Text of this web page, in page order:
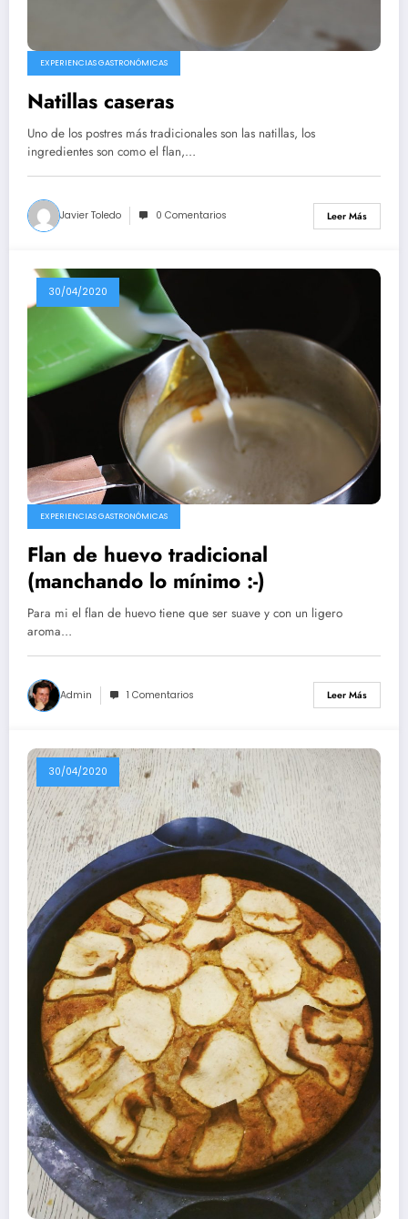
EXPERIENCIAS GASTRONÓMICAS
Natillas caseras
Uno de los postres más tradicionales son las natillas, los
ingredientes son como el flan,…
Javier Toledo 0 Comentarios Leer Más
30/04/2020
EXPERIENCIAS GASTRONÓMICAS
Flan de huevo tradicional
(manchando lo mínimo :-)
Para mi el flan de huevo tiene que ser suave y con un ligero
aroma…
Admin 1 Comentarios Leer Más
30/04/2020